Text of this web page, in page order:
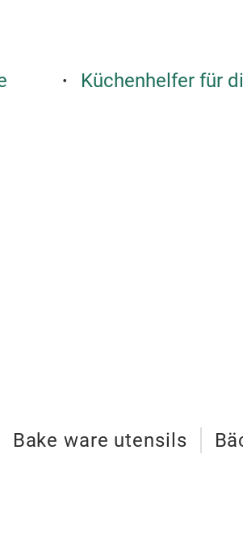
Küchenhelfer für
Bake ware utensils